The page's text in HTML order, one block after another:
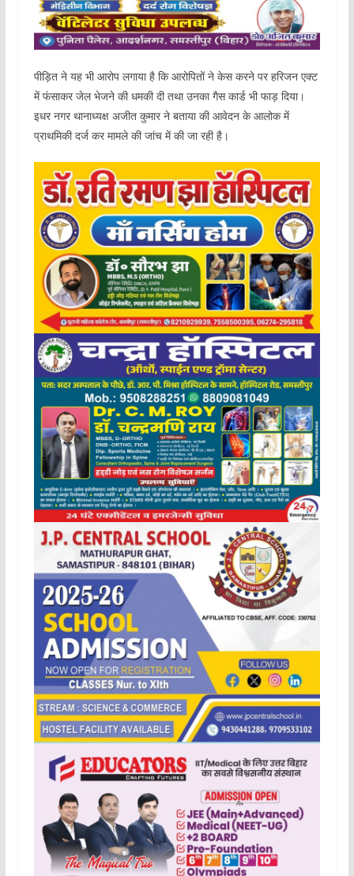
पीड़ित ने यह भी आरोप लगाया है कि आरोपितों ने केस करने पर हरिजन एक्ट
में फंसाकर जेल भेजने की धमकी दी तथा उनका गैस कार्ड भी फाड़ दिया।
इधर नगर थानाध्यक्ष अजीत कुमार ने बताया की आवेदन के आलोक में
प्राथमिकी दर्ज कर मामले की जांच में की जा रही है।